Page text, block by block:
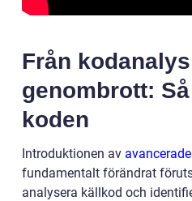
Från
genombrott:
koden
Introduktionen av
fundamentalt förändrat
analysera källkod och